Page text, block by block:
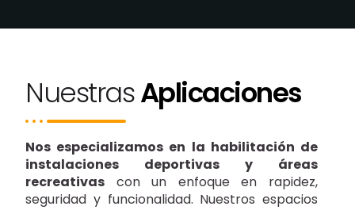
NuestrasAplicaciones
Nos especializamos en la habilitación de
instalaciones deportivas y áreas
recreativas con un enfoque en rapidez,
seguridad y funcionalidad. Nuestros espacios